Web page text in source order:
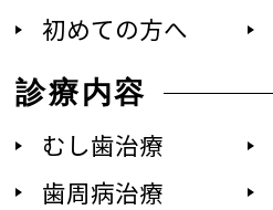
初めての方へ
診療内容
むし歯治療
歯周病治療